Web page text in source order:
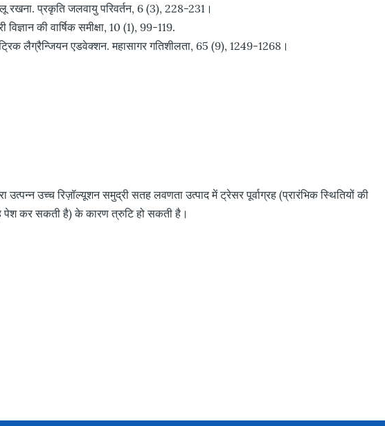
रखना. प्रकृति जलवायु परिवर्तन, 6 (3), 228-231।
की वार्षिक समीक्षा, 10 (1), 99-119.
लैग्रैन्जियन एडवेक्शन. महासागर गतिशीलता, 65 (9), 1249-1268।
उत्पन्न उच्च रिज़ॉल्यूशन समुद्री सतह लवणता उत्पाद में ट्रेसर पूर्वाग्रह (प्रारंभिक स्थितियों की
पेश कर सकती है) के कारण त्रुटि हो सकती है।